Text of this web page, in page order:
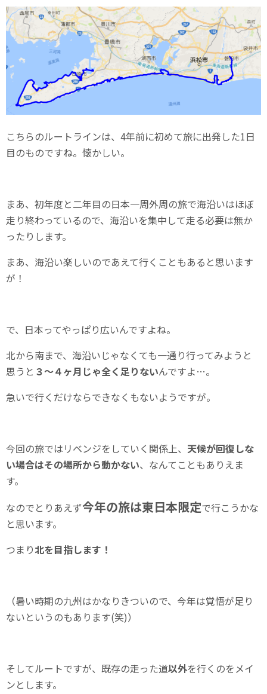
こちらのルートラインは、4年前に初めて旅に出発した1日
目のものですね。懐かしい。
まあ、初年度と二年目の日本一周外周の旅で海沿いはほぼ
走り終わっているので、海沿いを集中して走る必要は無か
ったりします。
まあ、海沿い楽しいのであえて行くこともあると思います
が！
で、日本ってやっぱり広いんですよね。
北から南まで、海沿いじゃなくても一通り行ってみようと
思うと ３～４ヶ月じゃ全く足りないんですよ…。
急いで行くだけならできなくもないようですが。
今回の旅ではリベンジをしていく関係上、 天候が回復しな
い場合はその場所から動かない、なんてこともありえま
す。
なのでとりあえず今年の旅は東日本限定で行こうかな
と思います。
つまり北を目指します！
（暑い時期の九州はかなりきついので、今年は覚悟が足り
ないというのもあります(笑)）
そしてルートですが、既存の走った道以外を行くのをメイ
ンとします。